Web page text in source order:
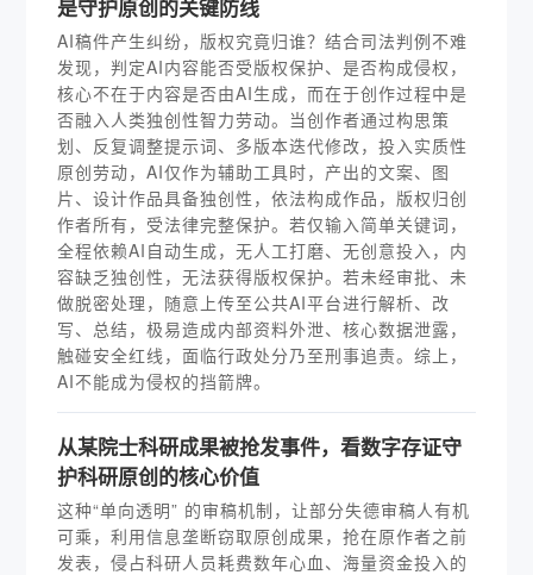
是守护原创的关键防线
AI稿件产生纠纷，版权究竟归谁？结合司法判例不难
发现，判定AI内容能否受版权保护、是否构成侵权，
核心不在于内容是否由AI生成，而在于创作过程中是
否融入人类独创性智力劳动。当创作者通过构思策
划、反复调整提示词、多版本迭代修改，投入实质性
原创劳动，AI仅作为辅助工具时，产出的文案、图
片、设计作品具备独创性，依法构成作品，版权归创
作者所有，受法律完整保护。若仅输入简单关键词，
全程依赖AI自动生成，无人工打磨、无创意投入，内
容缺乏独创性，无法获得版权保护。若未经审批、未
做脱密处理，随意上传至公共AI平台进行解析、改
写、总结，极易造成内部资料外泄、核心数据泄露，
触碰安全红线，面临行政处分乃至刑事追责。综上，
AI不能成为侵权的挡箭牌。
从某院士科研成果被抢发事件，看数字存证守
护科研原创的核心价值
这种“单向透明” 的审稿机制，让部分失德审稿人有机
可乘，利用信息垄断窃取原创成果，抢在原作者之前
发表，侵占科研人员耗费数年心血、海量资金投入的